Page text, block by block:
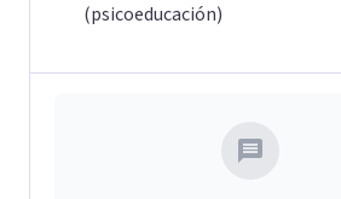
(psicoeducación)